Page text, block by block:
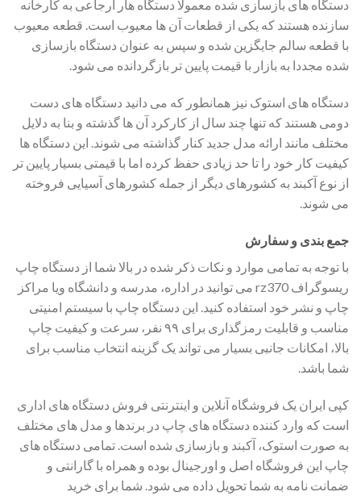
دستگاه های بازسازی شده معمولا دستگاه هار ارجاعی به کارخانه
سازنده هستند که یکی از قطعات آن ها معیوب است. قطعه معیوب
با قطعه سالم جایگزین شده و سپس به عنوان دستگاه بازسازی
شده مجددا به بازار با قیمت پایین تر بازگردانده می شود.
دستگاه های استوک نیز همانطور که می دانید دستگاه های دست
دومی هستند که تنها چند سال از کارکرد آن ها گذشته و بنا به دلایل
مختلف مانند ارائه مدل جدید کنار گذاشته می شوند. این دستگاه ها
کیفیت کار خود را تا حد زیادی حفظ کرده اما با قیمتی بسیار پایین تر
از نوع آکبند به کشورهای دیگر از جمله کشورهای آسیایی فروخته
می شوند.
جمع بندی و سفارش
با توجه به تمامی موارد و نکات ذکر شده در بالا شما از دستگاه چاپ
ریسوگراف rz370 می توانید در اداره، مدرسه و دانشگاه ویا مراکز
چاپ و نشر خود استفاده کنید. این دستگاه چاپ با سیستم امنیتی
مناسب و قابلیت رمزگذاری برای ۹۹ نفر، سرعت و کیفیت چاپ
بالا، امکانات جانبی بسیار می تواند یک گزینه انتخاب مناسب برای
شما باشد.
کپی ایران یک فروشگاه آنلاین و اینترنتی فروش دستگاه های اداری
است که وارد کننده دستگاه های چاپ در برندها و مدل های مختلف
به صورت استوک، آکبند و بازسازی شده است. تمامی دستگاه های
چاپ این فروشگاه اصل و اورجینال بوده و همراه با گارانتی و
ضمانت نامه به شما تحویل داده می شود. شما برای خرید